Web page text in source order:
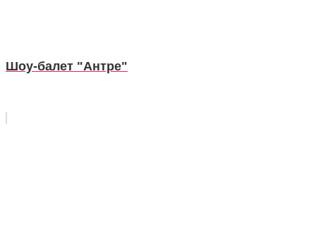
Шоу-балет "Антре"